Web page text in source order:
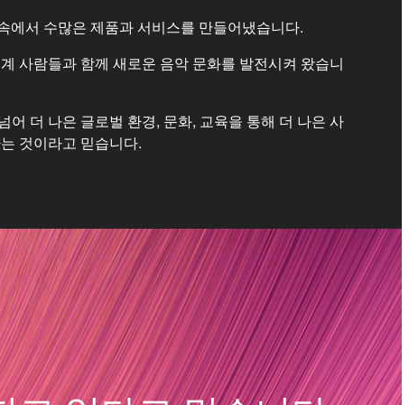
에서 수많은 제품과 서비스를 만들어냈습니다.
사람들과 함께 새로운 음악 문화를 발전시켜 왔습니
어 더 나은 글로벌 환경, 문화, 교육을 통해 더 나은 사
것이라고 믿습니다.